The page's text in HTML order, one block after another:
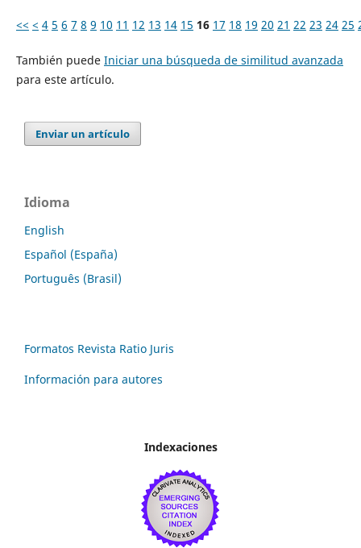
<< < 4 5 6 7 8 9 10 11 12 13 14 15 16 17 18 19 20 21 22 23 24 25
También puede Iniciar una búsqueda de similitud avanzada
para este artículo.
Enviar un artículo
Idioma
English
Español (España)
Português (Brasil)
Formatos Revista Ratio Juris
Información para autores
Indexaciones